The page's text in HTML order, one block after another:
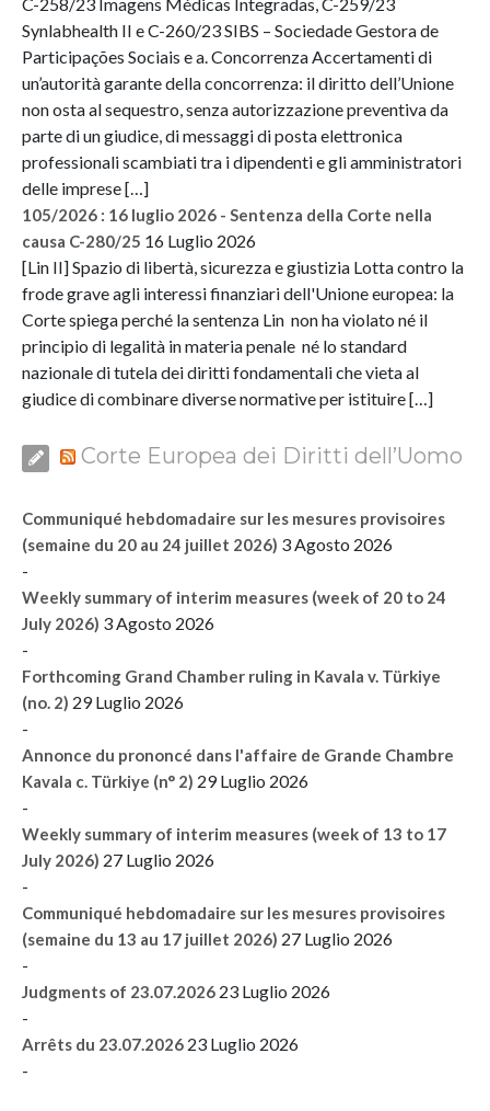
Synlabhealth II e C-260/23 SIBS – Sociedade Gestora de
Participações Sociais e a. Concorrenza Accertamenti di
un’autorità garante della concorrenza: il diritto dell’Unione
non osta al sequestro, senza autorizzazione preventiva da
parte di un giudice, di messaggi di posta elettronica
professionali scambiati tra i dipendenti e gli amministratori
delle imprese […]
105/2026 : 16 luglio 2026 - Sentenza della Corte nella
causa C-280/25 16 Luglio 2026
[Lin II] Spazio di libertà, sicurezza e giustizia Lotta contro la
frode grave agli interessi finanziari dell'Unione europea: la
Corte spiega perché la sentenza Lin non ha violato né il
principio di legalità in materia penale né lo standard
nazionale di tutela dei diritti fondamentali che vieta al
giudice di combinare diverse normative per istituire […]
Corte Europea dei Diritti dell’Uomo
Communiqué hebdomadaire sur les mesures provisoires
(semaine du 20 au 24 juillet 2026) 3 Agosto 2026
-
Weekly summary of interim measures (week of 20 to 24
July 2026) 3 Agosto 2026
-
Forthcoming Grand Chamber ruling in Kavala v. Türkiye
(no. 2) 29 Luglio 2026
-
Annonce du prononcé dans l'affaire de Grande Chambre
Kavala c. Türkiye (n° 2) 29 Luglio 2026
-
Weekly summary of interim measures (week of 13 to 17
July 2026) 27 Luglio 2026
-
Communiqué hebdomadaire sur les mesures provisoires
(semaine du 13 au 17 juillet 2026) 27 Luglio 2026
-
Judgments of 23.07.2026 23 Luglio 2026
-
Arrêts du 23.07.2026 23 Luglio 2026
-